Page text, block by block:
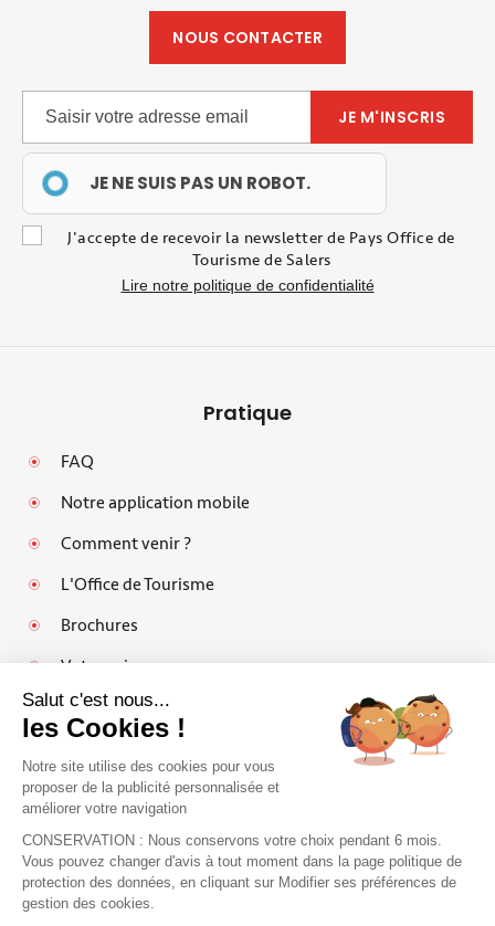
NOUS CONTACTER
JE NE SUIS PAS UN ROBOT.
J'accepte de recevoir la newsletter de Pays Office de
Tourisme de Salers
Lire notre politique de confidentialité
Pratique
FAQ
Notre application mobile
Comment venir ?
L'Office de Tourisme
Brochures
Votre avis
Mentions légales
Politique de protection des données personnelles et cookies
Espace pro
FAQ
Salut c'est nous...
les Cookies !
Notre site utilise des cookies pour vous
proposer de la publicité personnalisée et
améliorer votre navigation
CONSERVATION : Nous conservons votre choix pendant 6 mois.
Vous pouvez changer d'avis à tout moment dans la page politique de
protection des données, en cliquant sur Modifier ses préférences de
gestion des cookies.
J'accepte de recevoir le guide et vos